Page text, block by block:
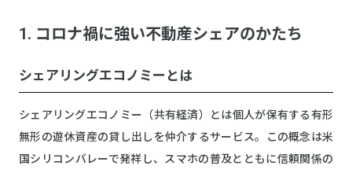
1. コロナ禍に強い不動産シェアのかたち
シェアリングエコノミーとは
シェアリングエコノミー（共有経済）とは個人が保有する有形
無形の遊休資産の貸し出しを仲介するサービス。この概念は米
国シリコンバレーで発祥し、スマホの普及とともに信頼関係の